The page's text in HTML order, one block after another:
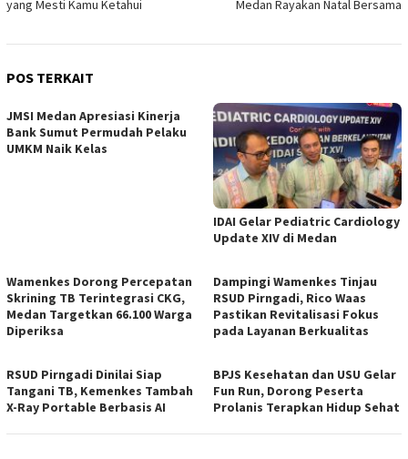
yang Mesti Kamu Ketahui Medan Rayakan Natal Bersama
POS TERKAIT
JMSI Medan Apresiasi Kinerja
Bank Sumut Permudah Pelaku
UMKM Naik Kelas
IDAI Gelar Pediatric Cardiology
Update XIV di Medan
Wamenkes Dorong Percepatan
Skrining TB Terintegrasi CKG,
Medan Targetkan 66.100 Warga
Diperiksa
Dampingi Wamenkes Tinjau
RSUD Pirngadi, Rico Waas
Pastikan Revitalisasi Fokus
pada Layanan Berkualitas
RSUD Pirngadi Dinilai Siap
Tangani TB, Kemenkes Tambah
X-Ray Portable Berbasis AI
BPJS Kesehatan dan USU Gelar
Fun Run, Dorong Peserta
Prolanis Terapkan Hidup Sehat